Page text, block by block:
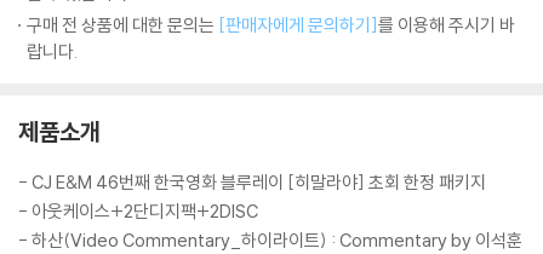
구매 전 상품에 대한 문의는 [판매자에게 문의하기]를 이용해 주시기 바
랍니다.
제품소개
- CJ E&M 46번째 한국영화 블루레이 [히말라야] 초회 한정 패키지
- 아웃케이스+2단디지팩+2DISC
- 하산(Video Commentary_하이라이트) : Commentary by 이석훈